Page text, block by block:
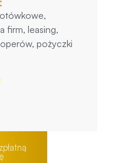
firm, leasing,
pożyczki